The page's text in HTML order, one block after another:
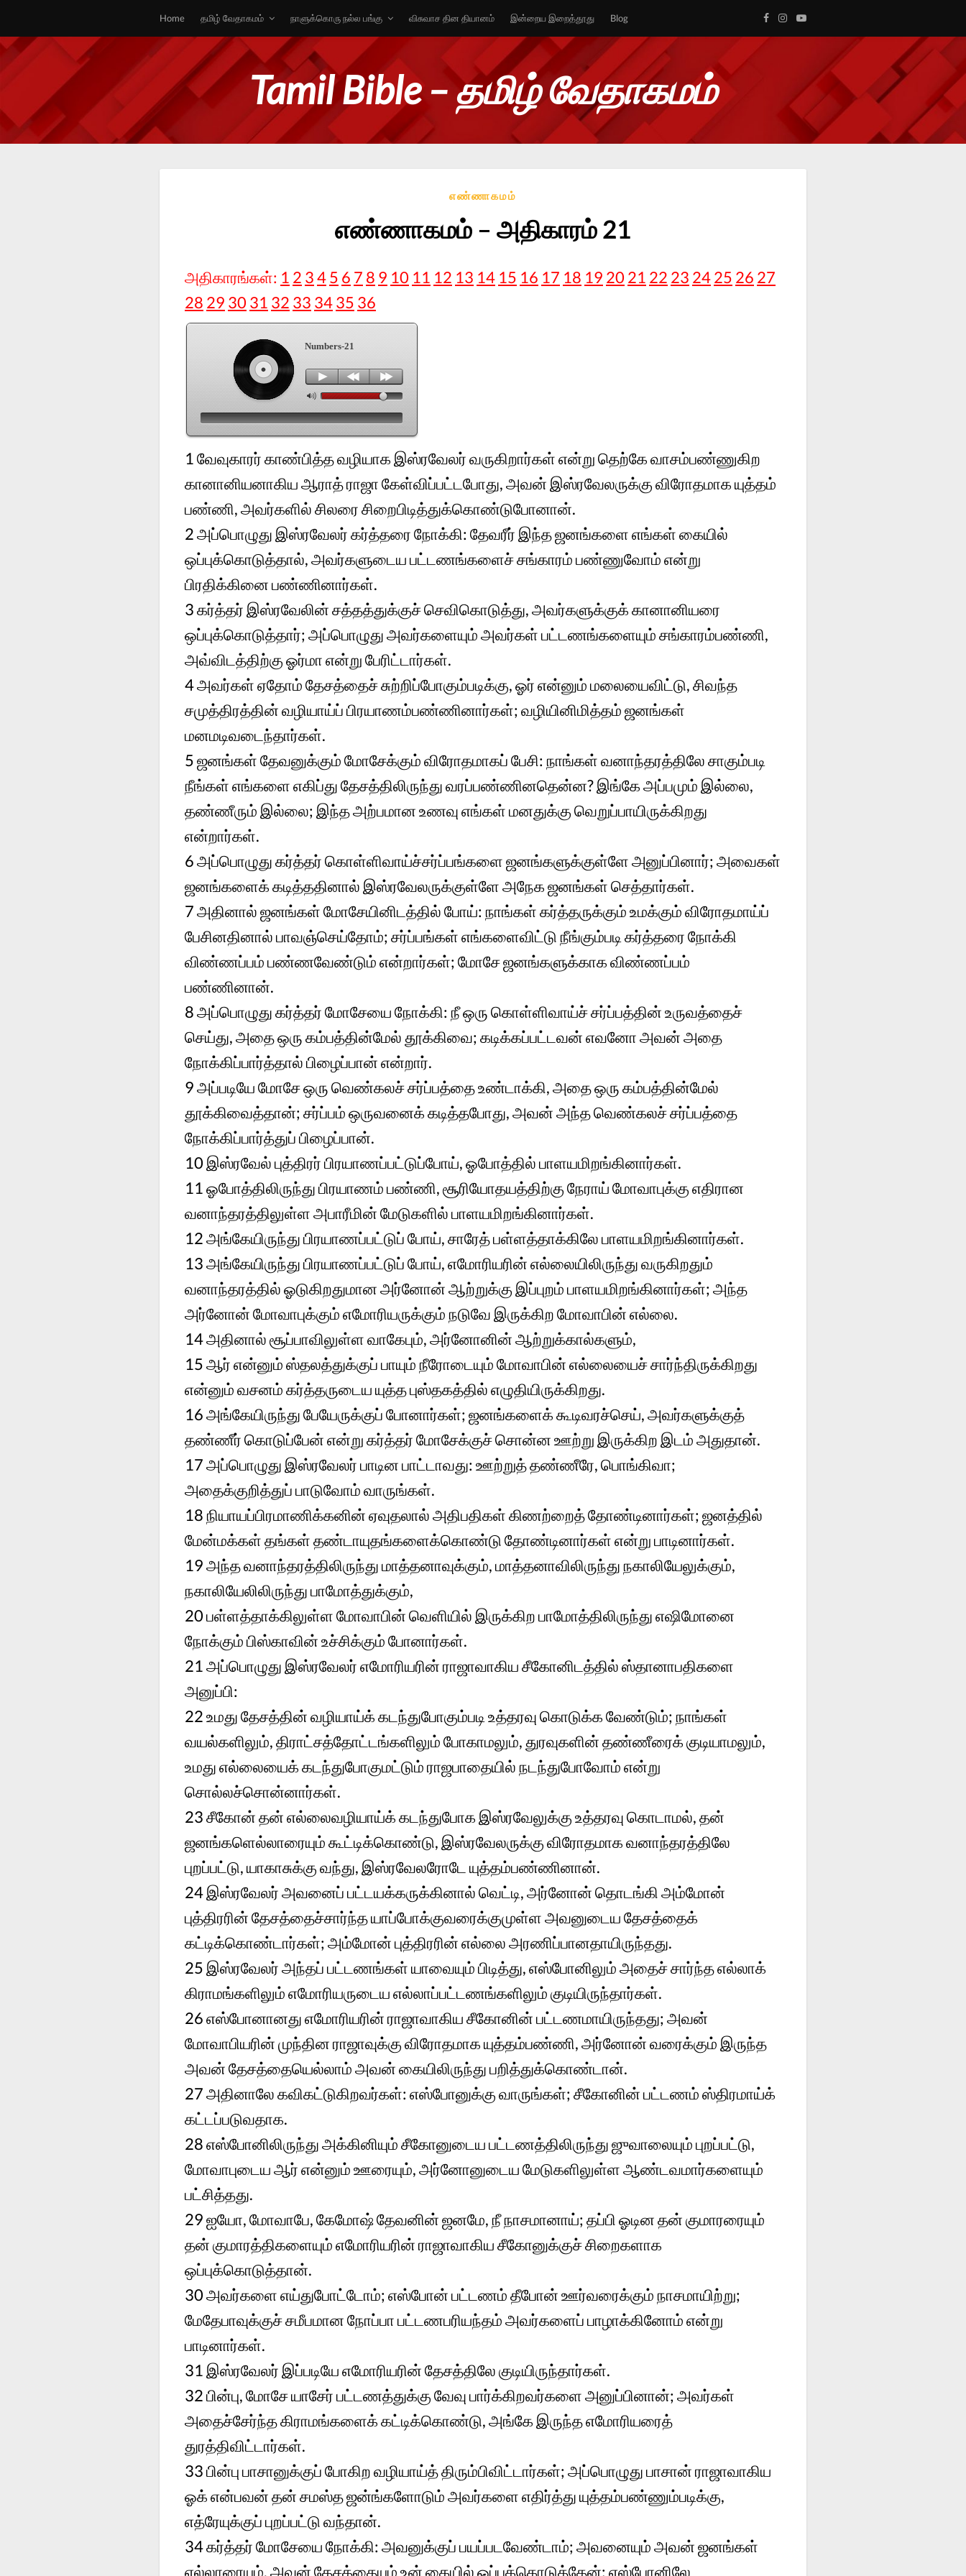
Home தமிழ் வேதாகமம் நாளுக்கொரு நல்ல பங்கு விசுவாச தின தியானம் இன்றைய இறைத்தூது Blog
Tamil Bible – தமிழ் வேதாகமம்
எண்ணாகமம்
எண்ணாகமம் – அதிகாரம் 21
அதிகாரங்கள்: 1 2 345 6 7 8 9 10 11 12 13 14 15 16 17 18 19 20 21 22 23 2425 26 27
28 29 30 31 32 33 3435 36
Numbers-21
1வேவுகாரர் காண்பித்த வழியாக இஸ்ரவேலர் வருகிறார்கள் என்று தெற்கே வாசம்பண்ணுகிற
கானானியனாகிய ஆராத் ராஜா கேள்விப்பட்டபோது, அவன் இஸ்ரவேலருக்கு விரோதமாக யுத்தம்
பண்ணி, அவர்களில் சிலரை சிறைபிடித்துக்கொண்டுபோனான்.
2அப்பொழுது இஸ்ரவேலர் கர்த்தரை நோக்கி: தேவரீர் இந்த ஜனங்களை எங்கள் கையில்
ஒப்புக்கொடுத்தால், அவர்களுடைய பட்டணங்களைச் சங்காரம் பண்ணுவோம் என்று
பிரதிக்கினை பண்ணினார்கள்.
3கர்த்தர் இஸ்ரவேலின் சத்தத்துக்குச் செவிகொடுத்து, அவர்களுக்குக் கானானியரை
ஒப்புக்கொடுத்தார்; அப்பொழுது அவர்களையும் அவர்கள் பட்டணங்களையும் சங்காரம்பண்ணி,
அவ்விடத்திற்கு ஓர்மா என்று பேரிட்டார்கள்.
4அவர்கள் ஏதோம் தேசத்தைச் சுற்றிப்போகும்படிக்கு, ஓர் என்னும் மலையைவிட்டு, சிவந்த
சமுத்திரத்தின் வழியாய்ப் பிரயாணம்பண்ணினார்கள்; வழியினிமித்தம் ஜனங்கள்
மனமடிவடைந்தார்கள்.
5ஜனங்கள் தேவனுக்கும் மோசேக்கும் விரோதமாகப் பேசி: நாங்கள் வனாந்தரத்திலே சாகும்படி
நீங்கள் எங்களை எகிப்து தேசத்திலிருந்து வரப்பண்ணினதென்ன? இங்கே அப்பமும் இல்லை,
தண்ணீரும் இல்லை; இந்த அற்பமான உணவு எங்கள் மனதுக்கு வெறுப்பாயிருக்கிறது
என்றார்கள்.
6அப்பொழுது கர்த்தர் கொள்ளிவாய்ச்சர்ப்பங்களை ஜனங்களுக்குள்ளே அனுப்பினார்; அவைகள்
ஜனங்களைக் கடித்ததினால் இஸ்ரவேலருக்குள்ளே அநேக ஜனங்கள் செத்தார்கள்.
7அதினால் ஜனங்கள் மோசேயினிடத்தில் போய்: நாங்கள் கர்த்தருக்கும் உமக்கும் விரோதமாய்ப்
பேசினதினால் பாவஞ்செய்தோம்; சர்ப்பங்கள் எங்களைவிட்டு நீங்கும்படி கர்த்தரை நோக்கி
விண்ணப்பம் பண்ணவேண்டும் என்றார்கள்; மோசே ஜனங்களுக்காக விண்ணப்பம்
பண்ணினான்.
8அப்பொழுது கர்த்தர் மோசேயை நோக்கி: நீ ஒரு கொள்ளிவாய்ச் சர்ப்பத்தின் உருவத்தைச்
செய்து, அதை ஒரு கம்பத்தின்மேல் தூக்கிவை; கடிக்கப்பட்டவன் எவனோ அவன் அதை
நோக்கிப்பார்த்தால் பிழைப்பான் என்றார்.
9அப்படியே மோசே ஒரு வெண்கலச் சர்ப்பத்தை உண்டாக்கி, அதை ஒரு கம்பத்தின்மேல்
தூக்கிவைத்தான்; சர்ப்பம் ஒருவனைக் கடித்தபோது, அவன் அந்த வெண்கலச் சர்ப்பத்தை
நோக்கிப்பார்த்துப் பிழைப்பான்.
10 இஸ்ரவேல் புத்திரர் பிரயாணப்பட்டுப்போய், ஓபோத்தில் பாளயமிறங்கினார்கள்.
11ஓபோத்திலிருந்து பிரயாணம் பண்ணி, சூரியோதயத்திற்கு நேராய் மோவாபுக்கு எதிரான
வனாந்தரத்திலுள்ள அபாரீமின் மேடுகளில் பாளயமிறங்கினார்கள்.
12அங்கேயிருந்து பிரயாணப்பட்டுப் போய், சாரேத் பள்ளத்தாக்கிலே பாளயமிறங்கினார்கள்.
13அங்கேயிருந்து பிரயாணப்பட்டுப் போய், எமோரியரின் எல்லையிலிருந்து வருகிறதும்
வனாந்தரத்தில் ஓடுகிறதுமான அர்னோன் ஆற்றுக்கு இப்புறம் பாளயமிறங்கினார்கள்; அந்த
அர்னோன் மோவாபுக்கும் எமோரியருக்கும் நடுவே இருக்கிற மோவாபின் எல்லை.
14அதினால் சூப்பாவிலுள்ள வாகேபும், அர்னோனின் ஆற்றுக்கால்களும்,
15ஆர் என்னும் ஸ்தலத்துக்குப் பாயும் நீரோடையும் மோவாபின் எல்லையைச் சார்ந்திருக்கிறது
என்னும் வசனம் கர்த்தருடைய யுத்த புஸ்தகத்தில் எழுதியிருக்கிறது.
16அங்கேயிருந்து பேயேருக்குப் போனார்கள்; ஜனங்களைக் கூடிவரச்செய், அவர்களுக்குத்
தண்ணீர் கொடுப்பேன் என்று கர்த்தர் மோசேக்குச் சொன்ன ஊற்று இருக்கிற இடம் அதுதான்.
17அப்பொழுது இஸ்ரவேலர் பாடின பாட்டாவது: ஊற்றுத் தண்ணீரே, பொங்கிவா;
அதைக்குறித்துப் பாடுவோம் வாருங்கள்.
18நியாயப்பிரமாணிக்கனின் ஏவுதலால் அதிபதிகள் கிணற்றைத் தோண்டினார்கள்; ஜனத்தில்
மேன்மக்கள் தங்கள் தண்டாயுதங்களைக்கொண்டு தோண்டினார்கள் என்று பாடினார்கள்.
19அந்த வனாந்தரத்திலிருந்து மாத்தனாவுக்கும், மாத்தனாவிலிருந்து நகாலியேலுக்கும்,
நகாலியேலிலிருந்து பாமோத்துக்கும்,
20பள்ளத்தாக்கிலுள்ள மோவாபின் வெளியில் இருக்கிற பாமோத்திலிருந்து எஷிமோனை
நோக்கும் பிஸ்காவின் உச்சிக்கும் போனார்கள்.
21அப்பொழுது இஸ்ரவேலர் எமோரியரின் ராஜாவாகிய சீகோனிடத்தில் ஸ்தானாபதிகளை
அனுப்பி:
22உமது தேசத்தின் வழியாய்க் கடந்துபோகும்படி உத்தரவு கொடுக்க வேண்டும்; நாங்கள்
வயல்களிலும், திராட்சத்தோட்டங்களிலும் போகாமலும், துரவுகளின் தண்ணீரைக் குடியாமலும்,
உமது எல்லையைக் கடந்துபோகுமட்டும் ராஜபாதையில் நடந்துபோவோம் என்று
சொல்லச்சொன்னார்கள்.
23சீகோன் தன் எல்லைவழியாய்க் கடந்துபோக இஸ்ரவேலுக்கு உத்தரவு கொடாமல், தன்
ஜனங்களெல்லாரையும் கூட்டிக்கொண்டு, இஸ்ரவேலருக்கு விரோதமாக வனாந்தரத்திலே
புறப்பட்டு, யாகாசுக்கு வந்து, இஸ்ரவேலரோடே யுத்தம்பண்ணினான்.
24இஸ்ரவேலர் அவனைப் பட்டயக்கருக்கினால் வெட்டி, அர்னோன் தொடங்கி அம்மோன்
புத்திரரின் தேசத்தைச்சார்ந்த யாப்போக்குவரைக்குமுள்ள அவனுடைய தேசத்தைக்
கட்டிக்கொண்டார்கள்; அம்மோன் புத்திரரின் எல்லை அரணிப்பானதாயிருந்தது.
25 இஸ்ரவேலர் அந்தப் பட்டணங்கள் யாவையும் பிடித்து, எஸ்போனிலும் அதைச் சார்ந்த எல்லாக்
கிராமங்களிலும் எமோரியருடைய எல்லாப்பட்டணங்களிலும் குடியிருந்தார்கள்.
26எஸ்போனானது எமோரியரின் ராஜாவாகிய சீகோனின் பட்டணமாயிருந்தது; அவன்
மோவாபியரின் முந்தின ராஜாவுக்கு விரோதமாக யுத்தம்பண்ணி, அர்னோன் வரைக்கும் இருந்த
அவன் தேசத்தையெல்லாம் அவன் கையிலிருந்து பறித்துக்கொண்டான்.
27அதினாலே கவிகட்டுகிறவர்கள்: எஸ்போனுக்கு வாருங்கள்; சீகோனின் பட்டணம் ஸ்திரமாய்க்
கட்டப்படுவதாக.
28எஸ்போனிலிருந்து அக்கினியும் சீகோனுடைய பட்டணத்திலிருந்து ஜுவாலையும் புறப்பட்டு,
மோவாபுடைய ஆர் என்னும் ஊரையும், அர்னோனுடைய மேடுகளிலுள்ள ஆண்டவமார்களையும்
பட்சித்தது.
29ஐயோ, மோவாபே, கேமோஷ் தேவனின் ஜனமே, நீ நாசமானாய்; தப்பி ஓடின தன் குமாரரையும்
தன் குமாரத்திகளையும் எமோரியரின் ராஜாவாகிய சீகோனுக்குச் சிறைகளாக
ஒப்புக்கொடுத்தான்.
30அவர்களை எய்துபோட்டோம்; எஸ்போன் பட்டணம் தீபோன் ஊர்வரைக்கும் நாசமாயிற்று;
மேதேபாவுக்குச் சமீபமான நோப்பா பட்டணபரியந்தம் அவர்களைப் பாழாக்கினோம் என்று
பாடினார்கள்.
31 இஸ்ரவேலர் இப்படியே எமோரியரின் தேசத்திலே குடியிருந்தார்கள்.
32பின்பு, மோசே யாசேர் பட்டணத்துக்கு வேவு பார்க்கிறவர்களை அனுப்பினான்; அவர்கள்
அதைச்சேர்ந்த கிராமங்களைக் கட்டிக்கொண்டு, அங்கே இருந்த எமோரியரைத்
துரத்திவிட்டார்கள்.
33பின்பு பாசானுக்குப் போகிற வழியாய்த் திரும்பிவிட்டார்கள்; அப்பொழுது பாசான் ராஜாவாகிய
ஓக் என்பவன் தன் சமஸ்த ஜன்ங்களோடும் அவர்களை எதிர்த்து யுத்தம்பண்ணும்படிக்கு,
எத்ரேயுக்குப் புறப்பட்டு வந்தான்.
34கர்த்தர் மோசேயை நோக்கி: அவனுக்குப் பயப்படவேண்டாம்; அவனையும் அவன் ஜனங்கள்
எல்லாரையும், அவன் தேசத்தையும் உன் கையில் ஒப்புக்கொடுத்தேன்; எஸ்போனிலே